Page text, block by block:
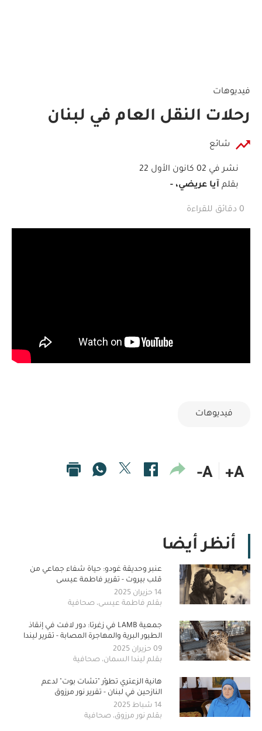
فيديوهات
رحلات النقل العام في لبنان
شائع
نشر في 02 كانون الأول 22
بقلم آيا عريضي، -
0 دقائق للقراءة
فيديوهات
A+
A-
أنظر أيضا
عنبر وحديقة غودو: حياة شفاء جماعي من
قلب بيروت - تقرير فاطمة عيسى
14 حزيران 2025
بقلم فاطمة عيسى، صحافية
جمعية LAMB في زغرتا: دور لافت في إنقاذ
الطيور البرية والمهاجرة المصابة - تقرير ليندا
السمان
09 حزيران 2025
بقلم ليندا السمان، صحافية
هانية الزعتري تطوّر "تشات بوت" لدعم
النازحين في لبنان - تقرير نور مرزوق
14 شباط 2025
بقلم نور مرزوق، صحافية